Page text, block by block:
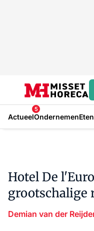
Actueel
5
Ondernemen
Hotel De
grootschalige
Demian van der